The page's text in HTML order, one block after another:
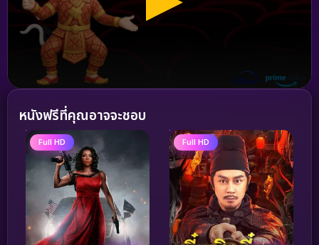
หนังฟรีที่คุณอาจจะชอบ
Full HD Full HD